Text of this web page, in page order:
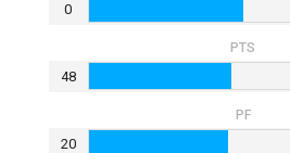
0
PTS
48
PF
20